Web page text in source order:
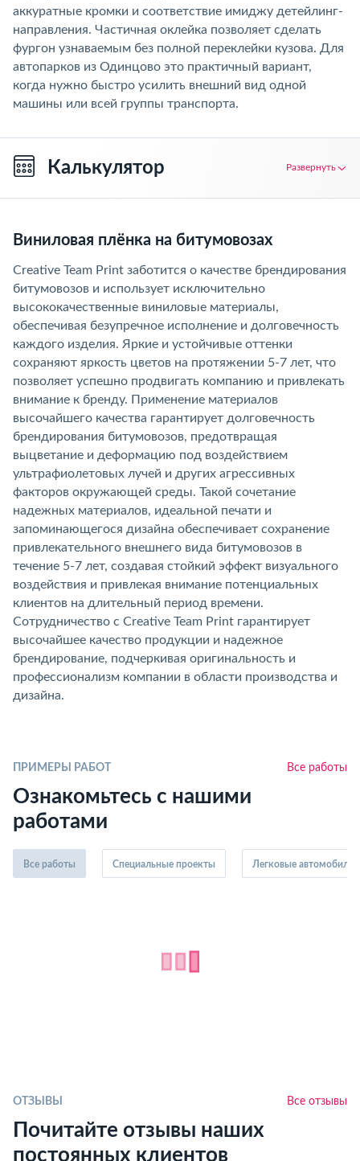
аккуратные кромки и соответствие имиджу детейлинг-
направления. Частичная оклейка позволяет сделать
фургон узнаваемым без полной переклейки кузова. Для
автопарков из Одинцово это практичный вариант,
когда нужно быстро усилить внешний вид одной
машины или всей группы транспорта.
Калькулятор Развернуть
Виниловая плёнка на битумовозах
Creative Team Print заботится о качестве брендирования
битумовозов и использует исключительно
высококачественные виниловые материалы,
обеспечивая безупречное исполнение и долговечность
каждого изделия. Яркие и устойчивые оттенки
сохраняют яркость цветов на протяжении 5-7 лет, что
позволяет успешно продвигать компанию и привлекать
внимание к бренду. Применение материалов
высочайшего качества гарантирует долговечность
брендирования битумовозов, предотвращая
выцветание и деформацию под воздействием
ультрафиолетовых лучей и других агрессивных
факторов окружающей среды. Такой сочетание
надежных материалов, идеальной печати и
запоминающегося дизайна обеспечивает сохранение
привлекательного внешнего вида битумовозов в
течение 5-7 лет, создавая стойкий эффект визуального
воздействия и привлекая внимание потенциальных
клиентов на длительный период времени.
Сотрудничество с Creative Team Print гарантирует
высочайшее качество продукции и надежное
брендирование, подчеркивая оригинальность и
профессионализм компании в области производства и
дизайна.
ПРИМЕРЫ РАБОТ Все работы
Ознакомьтесь с нашими
работами
Все работы Специальные проекты Легковые автомобили
ОТЗЫВЫ Все отзывы
Почитайте отзывы наших
постоянных клиентов